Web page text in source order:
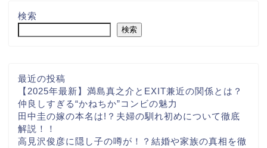
検索
検索
最近の投稿
【2025年最新】満島真之介とEXIT兼近の関係とは？
仲良しすぎる“かねちか”コンビの魅力
田中圭の嫁の本名は!？夫婦の馴れ初めについて徹底
解説！！
高見沢俊彦に隠し子の噂が！？結婚や家族の真相を徹